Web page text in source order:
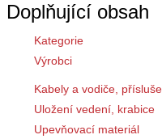
Doplňující obsah
Kategorie
Výrobci
Kabely a vodiče,
Uložení vedení, krabice
Upevňovací materiál